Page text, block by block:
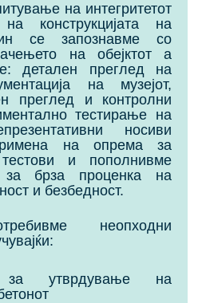
на интегритетот
конструкцијата на
се запознавме со
на обејктот а
детален преглед на
на музејот,
преглед и контролни
тестирање на
носиви
на опрема за
тестови и пополнивме
за брза проценка на
и безбедност.
неопходни
за утврдување на